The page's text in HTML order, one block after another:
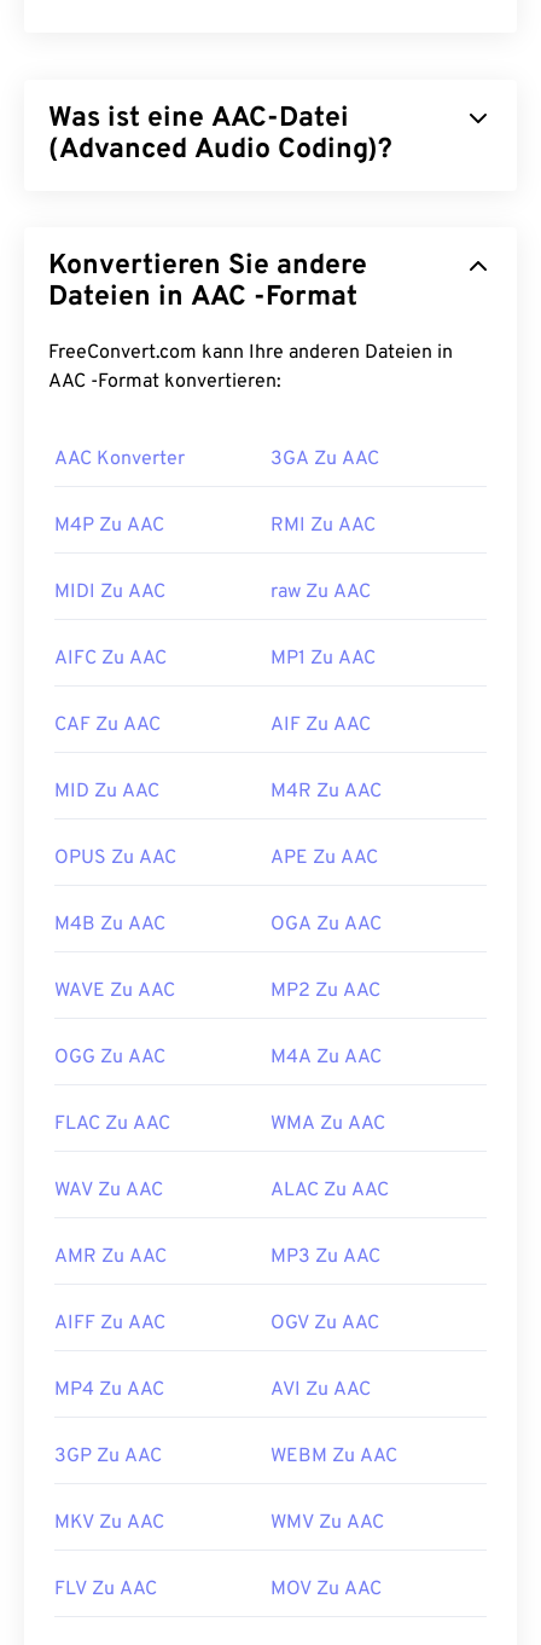
Was ist eine AAC-Datei
(Advanced Audio Coding)?
verlustbehafteteKomprimierung reduziert. Es wird
hauptsächlich für digitales Fernsehen, digitales
das Standard-Audioformat füriOS,YouTube,
Nintendound Playstation.ISO
gleichzeitig eine ähnliche Qualität wie
Die besten Ergebnisse erzielen Sie mit
Alternativ können AAC-Dateien auch
Dateien sind jedoch allgegenwärtig und lassen sich
öffnen.
für Videospiele dienen, lassen sie sich auf den
Erstveröffentlichung:
1997
https://www.iso.org/standard/43345.html?
Konvertieren Sie andere
Dateien in AAC -Format
FreeConvert.com kann Ihre anderen Dateien in
AAC -Format konvertieren:
AAC Konverter 3GA Zu AAC
M4P Zu AAC RMI Zu AAC
MIDI Zu AAC raw Zu AAC
AIFC Zu AAC MP1 Zu AAC
CAF Zu AAC AIF Zu AAC
MID Zu AAC M4R Zu AAC
OPUS Zu AAC APE Zu AAC
M4B Zu AAC OGA Zu AAC
WAVE Zu AAC MP2 Zu AAC
OGG Zu AAC M4A Zu AAC
FLAC Zu AAC WMA Zu AAC
WAV Zu AAC ALAC Zu AAC
AMR Zu AAC MP3 Zu AAC
AIFF Zu AAC OGV Zu AAC
MP4 Zu AAC AVI Zu AAC
3GP Zu AAC WEBM Zu AAC
MKV Zu AAC WMV Zu AAC
FLV Zu AAC MOV Zu AAC